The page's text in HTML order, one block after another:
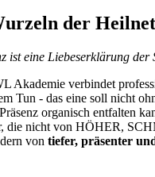
der
ist eine Liebeserklärung der
Akademie verbindet
Tun - das eine soll nicht
organisch entfalten
die nicht von HÖHER,
von tiefer, präsenter